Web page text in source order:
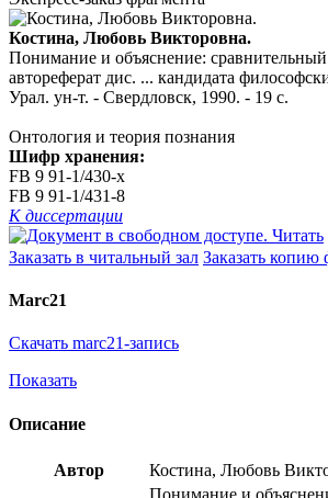
Костина, Любовь Викторовна.
Понимание и объяснение: сравнительный
автореферат дис. ... кандидата
Урал. ун-т. - Свердловск, 1990. - 19 с.
Онтология и теория познания
Шифр хранения:
FB 9 91-1/430-x
FB 9 91-1/431-8
К диссертации
Читать
Заказать в читальный зал Заказать копию
Marc21
Скачать marc21-запись
Показать
Описание
Автор Костина, Любовь
Понимание и